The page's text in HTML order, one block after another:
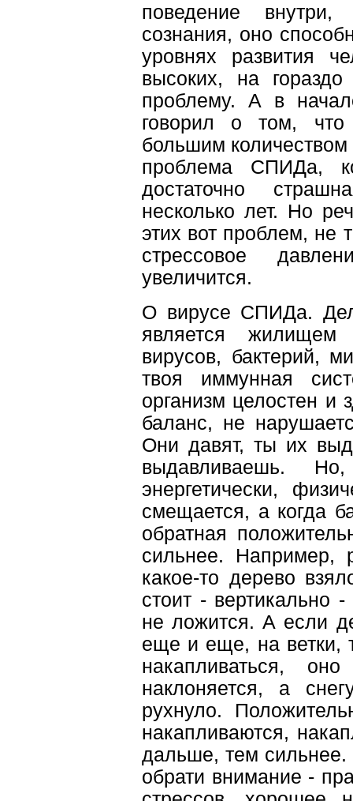
поведение внутри,
сознания, оно
уровнях развития
высоких, на
проблему. А в
говорил о том, что
большим
проблема СПИДа,
достаточно
несколько лет. Но
этих вот проблем, не
стрессовое
увеличится.
О вирусе СПИДа.
является жилищем
вирусов, бактерий,
твоя иммунная
организм целостен и
баланс, не
Они давят, ты их
выдавливаешь.
энергетически,
смещается, а когда
обратная
сильнее. Например,
какое-то дерево
стоит - вертикально
не ложится. А если
еще и еще, на ветки,
накапливаться,
наклоняется, а
рухнуло.
накапливаются,
дальше, тем сильнее.
обрати внимание -